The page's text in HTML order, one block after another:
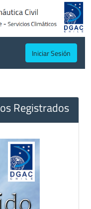
Iniciar Sesión
Registrados